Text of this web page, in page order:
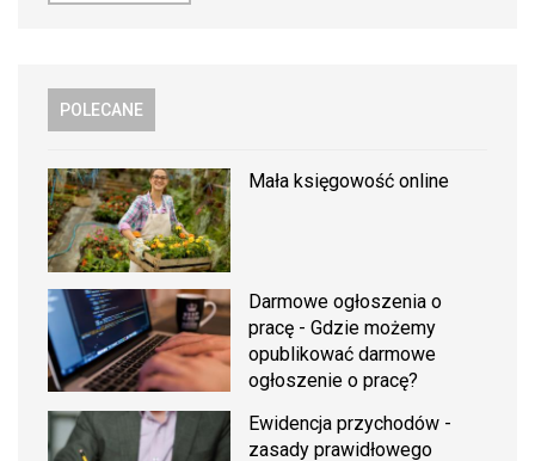
POLECANE
Mała księgowość online
Darmowe ogłoszenia o
pracę - Gdzie możemy
opublikować darmowe
ogłoszenie o pracę?
Ewidencja przychodów -
zasady prawidłowego